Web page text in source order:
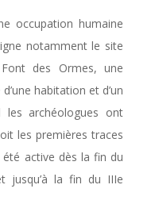
occupation humaine
notamment le site
des Ormes, une
habitation et d’un
les archéologues ont
les premières traces
active dès la fin du
jusqu’à la fin du IIIe